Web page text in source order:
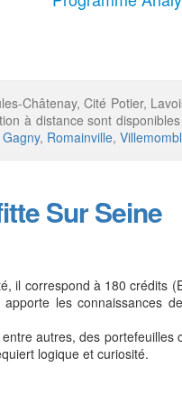
Châtenay, Cité Potier,
à distance sont
Gagny, Romainville,
Sur Seine
il correspond à 180 crédits
les connaissances
autres, des
logique et curiosité.